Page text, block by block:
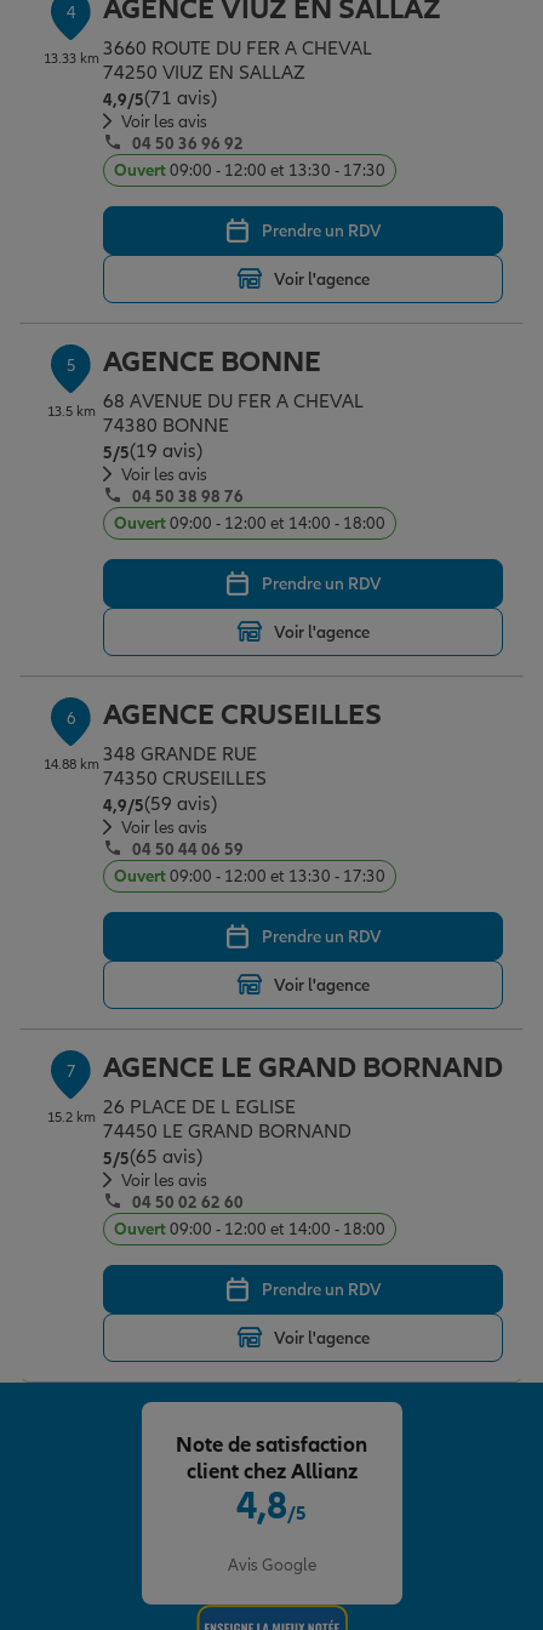
4
13.33 km
AGENCE VIUZ EN SALLAZ
3660 ROUTE DU FER A CHEVAL
74250 VIUZ EN SALLAZ
4,9/5Note de 4.9 sur 5
(71 avis)
Voir les avis
04 50 36 96 92
Ouvert09:00 - 12:00 et 13:30 - 17:30
Prendre un RDV
Voir l'agence
5
13.5 km
AGENCE BONNE
68 AVENUE DU FER A CHEVAL
74380 BONNE
5/5Note de 5 sur 5
(19 avis)
Voir les avis
04 50 38 98 76
Ouvert09:00 - 12:00 et 14:00 - 18:00
Prendre un RDV
Voir l'agence
6
14.88 km
AGENCE CRUSEILLES
348 GRANDE RUE
74350 CRUSEILLES
4,9/5Note de 4.9 sur 5
(59 avis)
Voir les avis
04 50 44 06 59
Ouvert09:00 - 12:00 et 13:30 - 17:30
Prendre un RDV
Voir l'agence
7
15.2 km
AGENCE LE GRAND BORNAND
26 PLACE DE L EGLISE
74450 LE GRAND BORNAND
5/5Note de 5 sur 5
(65 avis)
Voir les avis
04 50 02 62 60
Ouvert09:00 - 12:00 et 14:00 - 18:00
Prendre un RDV
Voir l'agence
4,8/5
Avis Google
Note de satisfaction
client chez Allianz